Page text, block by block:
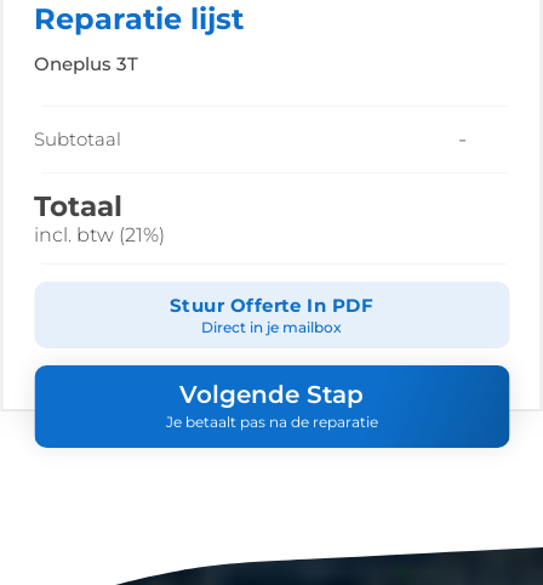
Reparatie lijst
Oneplus 3T
Subtotaal -
Totaal
incl. btw (21%)
Stuur Offerte In PDF
Direct in je mailbox
Volgende Stap
Je betaalt pas na de reparatie